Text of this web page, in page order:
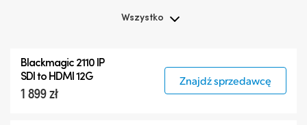
Wszystko
Teranex Mini
Teranex Mini Optical Fiber
Blackmagic 2110 IP
SDI to HDMI 12G
1 899 zł
Znajdź sprzedawcę